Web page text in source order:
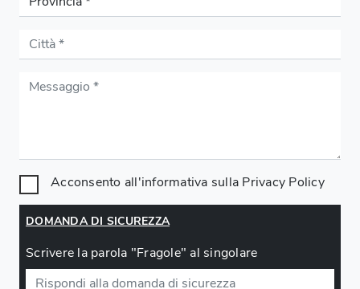
Acconsento all'informativa sulla Privacy Policy
DOMANDA DI SICUREZZA
Scrivere la parola "Fragole" al singolare